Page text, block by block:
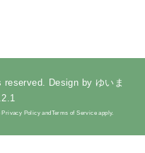
Design by ゆいま
Policy andTerms of Service apply.